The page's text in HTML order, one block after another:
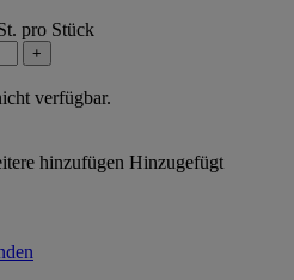
pro Stück
+
verfügbar.
hinzufügen Hinzugefügt